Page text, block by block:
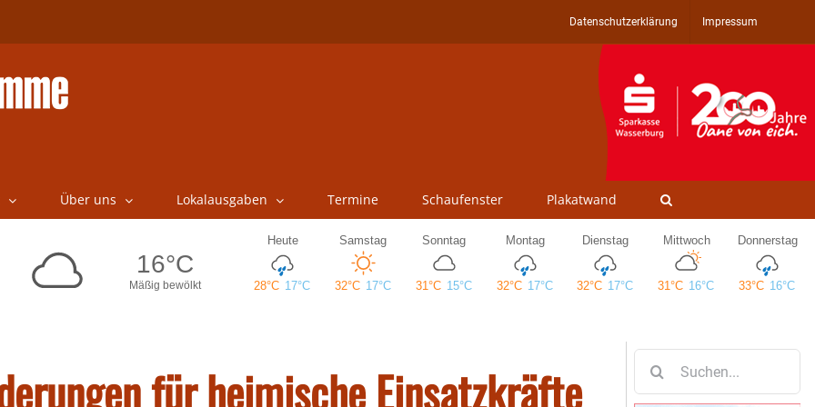
Datenschutzerklärung Impressum
Über uns Lokalausgaben Termine Schaufenster Plakatwand
für heimische Einsatzkräfte
nach: